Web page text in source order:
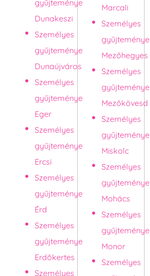
gyűjteménye
Dunakeszi
Személyes
gyűjteménye
Dunaújváros
Személyes
gyűjteménye
Eger
Személyes
gyűjteménye
Ercsi
Személyes
gyűjteménye
Érd
Személyes
gyűjteménye
Erdőkertes
Személyes
Marcali
Személyes
gyűjteménye
Mezőhegyes
Személyes
gyűjteménye
Mezőkövesd
Személyes
gyűjteménye
Miskolc
Személyes
gyűjteménye
Mohács
Személyes
gyűjteménye
Monor
Személyes